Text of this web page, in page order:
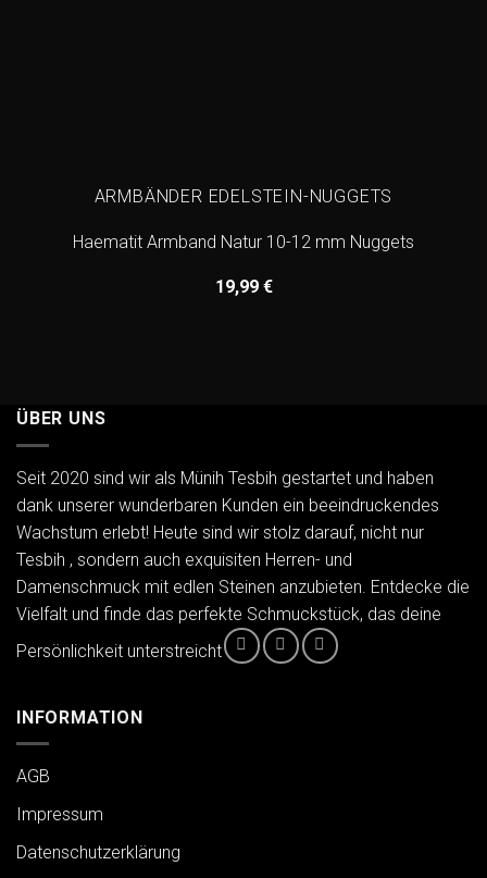
ARMBÄNDER EDELSTEIN-NUGGETS
Haematit Armband Natur 10-12 mm Nuggets
19,99 €
ÜBER UNS
Seit 2020 sind wir als Münih Tesbih gestartet und haben
dank unserer wunderbaren Kunden ein beeindruckendes
Wachstum erlebt! Heute sind wir stolz darauf, nicht nur
Tesbih , sondern auch exquisiten Herren- und
Damenschmuck mit edlen Steinen anzubieten. Entdecke die
Vielfalt und finde das perfekte Schmuckstück, das deine
Persönlichkeit unterstreicht
INFORMATION
AGB
Impressum
Datenschutzerklärung